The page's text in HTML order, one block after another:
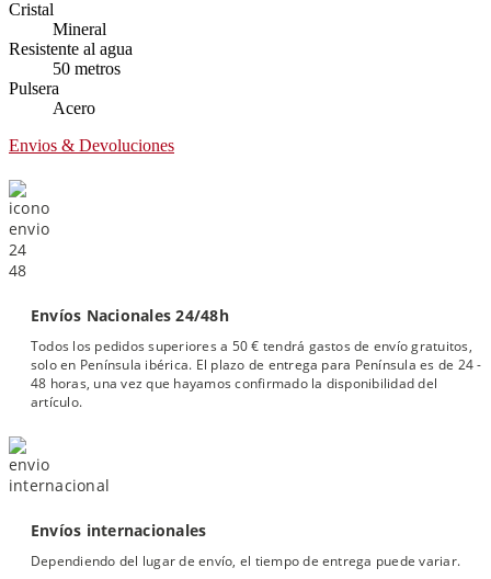
Cristal
Mineral
Resistente al agua
50 metros
Pulsera
Acero
Envios & Devoluciones
Envíos Nacionales 24/48h
Todos los pedidos superiores a 50 € tendrá gastos de envío gratuitos,
solo en Península ibérica. El plazo de entrega para Península es de 24 -
48 horas, una vez que hayamos confirmado la disponibilidad del
artículo.
Envíos internacionales
Dependiendo del lugar de envío, el tiempo de entrega puede variar.